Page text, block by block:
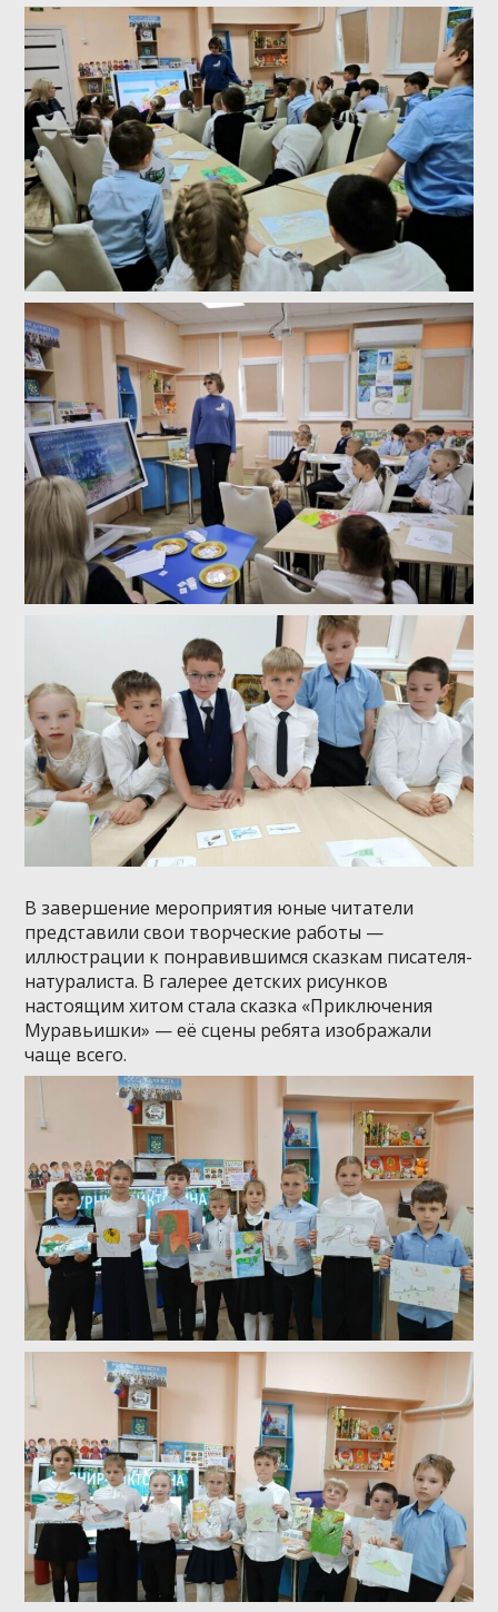
В завершение мероприятия юные читатели
представили свои творческие работы —
иллюстрации к понравившимся сказкам писателя-
натуралиста. В галерее детских рисунков
настоящим хитом стала сказка «Приключения
Муравьишки» — её сцены ребята изображали
чаще всего.